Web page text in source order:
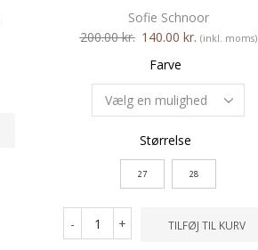
Sofie Schnoor
200.00kr. 140.00 kr. (inkl. moms)
Farve
Størrelse
27 28
- + TILFØJ TIL KURV